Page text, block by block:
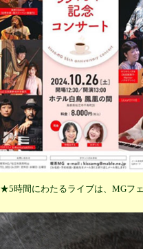
★5時間にわたるライブは、MGフ